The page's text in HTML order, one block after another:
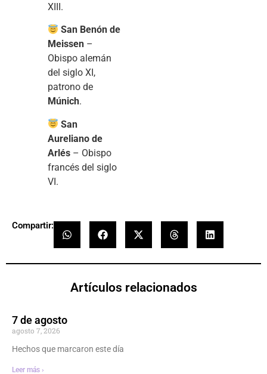
XIII.
San Benón de
Meissen –
Obispo alemán
del siglo XI,
patrono de
Múnich.
San
Aureliano de
Arlés – Obispo
francés del siglo
VI.
Compartir:
Artículos relacionados
7 de agosto
agosto 7, 2026
Hechos que marcaron este día
Leer más ›